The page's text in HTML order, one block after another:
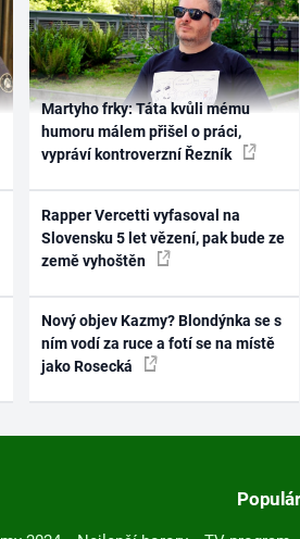
Martyho frky: Táta kvůli mému
humoru málem přišel o práci,
vypráví kontroverzní Řezník
Rapper Vercetti vyfasoval na
Slovensku 5 let vězení, pak bude ze
země vyhoštěn
Nový objev Kazmy? Blondýnka se s
ním vodí za ruce a fotí se na místě
jako Rosecká